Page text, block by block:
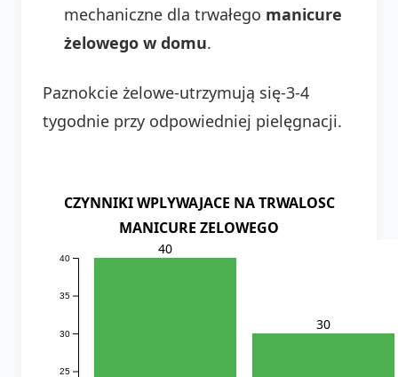
mechaniczne dla trwałego manicure
żelowego w domu.
Paznokcie żelowe-utrzymują się-3-4
tygodnie przy odpowiedniej pielęgnacji.
CZYNNIKI WPLYWAJACE NA TRWALOSC
MANICURE ZELOWEGO
25
30
35
40
40
30